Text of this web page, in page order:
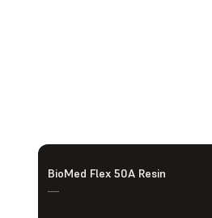
BioMed Flex 50A Resin
—